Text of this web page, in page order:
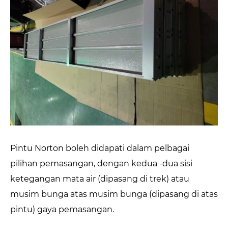
Pintu Norton boleh didapati dalam pelbagai
pilihan pemasangan, dengan kedua -dua sisi
ketegangan mata air (dipasang di trek) atau
musim bunga atas musim bunga (dipasang di atas
pintu) gaya pemasangan.